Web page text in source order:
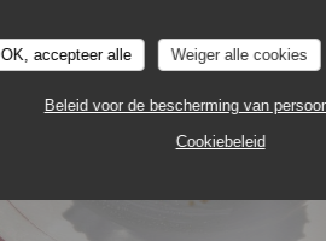
OK, accepteer alle Weiger alle cookies
Beleid voor de bescherming van
Cookiebeleid